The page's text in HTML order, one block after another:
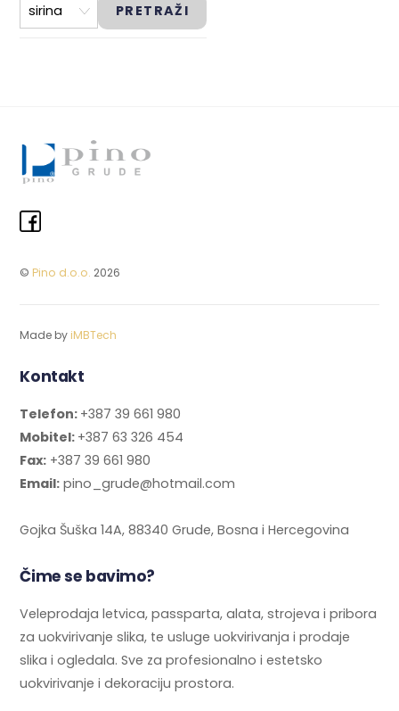
© Pino d.o.o. 2026
Made by iMBTech
Kontakt
Telefon: +387 39 661 980
Mobitel: +387 63 326 454
Fax: +387 39 661 980
Email: pino_grude@hotmail.com
Gojka Šuška 14A, 88340 Grude, Bosna i Hercegovina
Čime se bavimo?
Veleprodaja letvica, passparta, alata, strojeva i pribora
za uokvirivanje slika, te usluge uokvirivanja i prodaje
slika i ogledala. Sve za profesionalno i estetsko
uokvirivanje i dekoraciju prostora.